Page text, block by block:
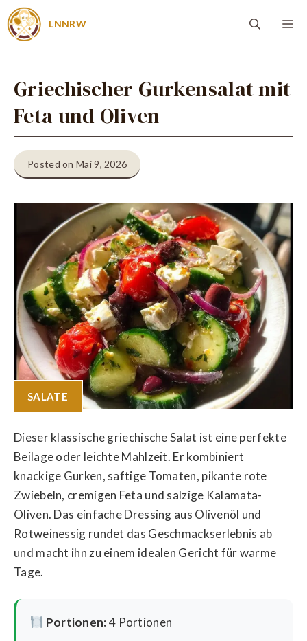
Zum
Inhalt
LNNRW
Griechischer Gurkensalat mit
Feta und Oliven
Posted on Mai 9, 2026
SALATE
Dieser klassische griechische Salat ist eine perfekte
Beilage oder leichte Mahlzeit. Er kombiniert
knackige Gurken, saftige Tomaten, pikante rote
Zwiebeln, cremigen Feta und salzige Kalamata-
Oliven. Das einfache Dressing aus Olivenöl und
Rotweinessig rundet das Geschmackserlebnis ab
und macht ihn zu einem idealen Gericht für warme
Tage.
Portionen:4 Portionen